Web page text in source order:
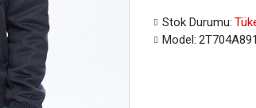
Stok Durumu:
Model: 2T704A891